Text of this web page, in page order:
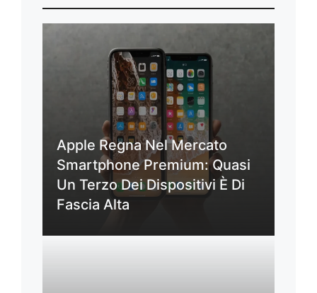
Apple Regna Nel Mercato
Smartphone Premium: Quasi
Un Terzo Dei Dispositivi È Di
Fascia Alta